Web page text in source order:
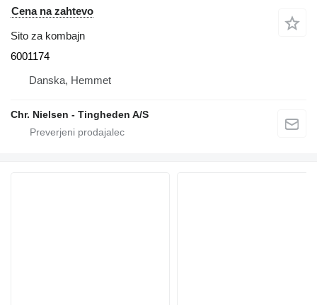
Cena na zahtevo
Sito za kombajn
6001174
Danska, Hemmet
Chr. Nielsen - Tingheden A/S